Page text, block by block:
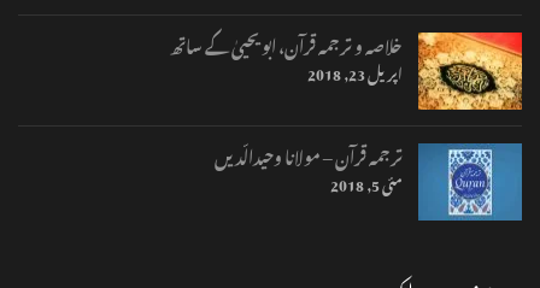
خلاصہ و ترجمہ قرآن، ابو یحییٰ کے ساتھ
اپریل 23, 2018
ترجمہ قرآن – مولانا وحیدالّدیں
مئی 5, 2018